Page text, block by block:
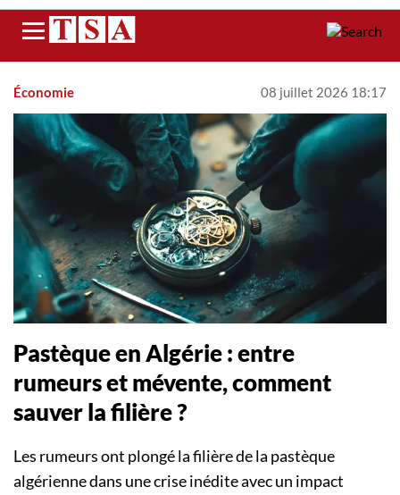
Menu
Économie 08 juillet 2026 18:17
Pastèque en Algérie : entre
rumeurs et mévente, comment
sauver la filière ?
Les rumeurs ont plongé la filière de la pastèque
algérienne dans une crise inédite avec un impact